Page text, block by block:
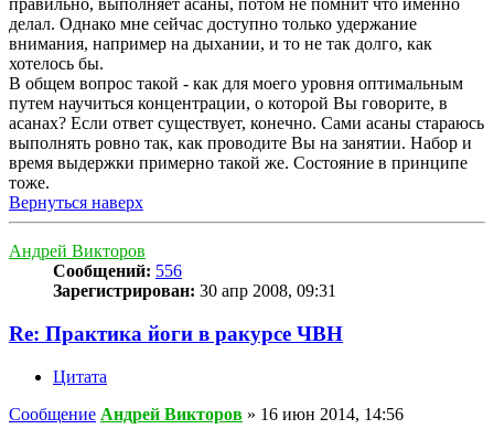
правильно, выполняет асаны, потом не помнит что именно
делал. Однако мне сейчас доступно только удержание
внимания, например на дыхании, и то не так долго, как
хотелось бы.
В общем вопрос такой - как для моего уровня оптимальным
путем научиться концентрации, о которой Вы говорите, в
асанах? Если ответ существует, конечно. Сами асаны стараюсь
выполнять ровно так, как проводите Вы на занятии. Набор и
время выдержки примерно такой же. Состояние в принципе
тоже.
Вернуться наверх
Андрей Викторов
Сообщений: 556
Зарегистрирован: 30 апр 2008, 09:31
Re: Практика йоги в ракурсе ЧВН
Цитата
Сообщение Андрей Викторов » 16 июн 2014, 14:56